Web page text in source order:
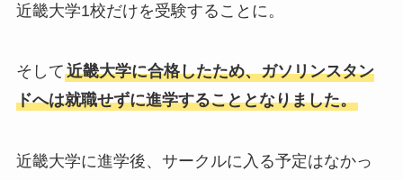
近畿大学1校だけを受験することに。
そして近畿大学に合格したため、ガソリンスタン
ドへは就職せずに進学することとなりました。
近畿大学に進学後、サークルに入る予定はなかっ